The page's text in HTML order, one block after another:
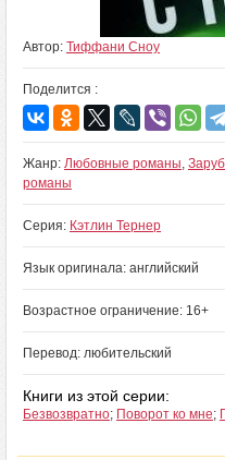
Автор: Тиффани Сноу
Поделится :
Жанр: Любовные романы,
романы
Серия: Кэтлин Тернер
Язык оригинала: английский
Возрастное ограничение: 16+
Перевод: любительский
Книги из этой серии:
Безвозвратно; Поворот ко мне;